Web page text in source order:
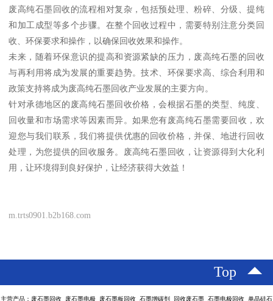
废高纯石墨回收的流程相对复杂，包括预处理、粉碎、分级、提纯
和加工成型等多个步骤。在整个回收过程中，需要特别注意分类回
收、环保要求和操作，以确保回收效果和操作。
未来，随着环保意识的提高和资源紧缺的压力，废高纯石墨的回收
与再利用将成为发展的重要趋势。技术、环保要求高、综合利用和
政策支持将成为废高纯石墨回收产业发展的主要方向。
针对承德地区的废高纯石墨回收价格，会根据石墨的类型、纯度、
回收量和市场需求等因素而异。如果您有废高纯石墨需要回收，欢
迎您与我们联系，我们将提供优惠的回收价格，并保、地进行回收
处理，为您提供的回收服务。废高纯石墨回收，让资源得到大化利
用，让环境得到良好保护，让经济获得大效益！
m.trts0901.b2b168.com
Top
主营产品：废石墨回收 废石墨电极 废石墨板回收 石墨增碳剂 回收废石墨 石墨电极回收 单晶硅石